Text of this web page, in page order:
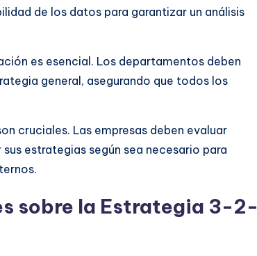
de los datos para garantizar un análisis
es esencial. Los departamentos deben
general, asegurando que todos los
cruciales. Las empresas deben evaluar
estrategias según sea necesario para
sobre la Estrategia 3-2-